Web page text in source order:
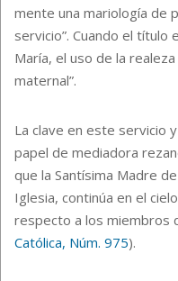
mente una mariología de
servicio”. Cuando el
María, el uso de la
maternal”.
La clave en este servicio
papel de mediadora
que la Santísima Madre
Iglesia, continúa en el
respecto a los miembros
Católica, Núm. 975).